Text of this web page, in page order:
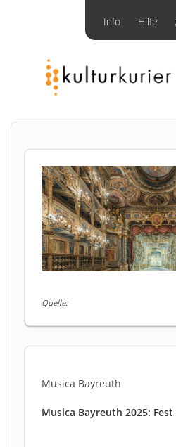
Info Hilfe
Quelle:
Musica Bayreuth
Musica Bayreuth 2025: